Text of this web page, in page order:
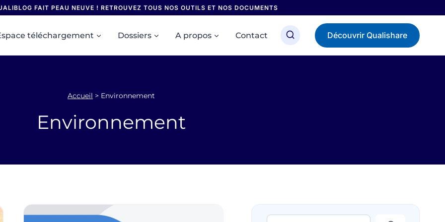
FAIT PEAU NEUVE ! RETROUVEZ TOUS NOS OUTILS ET NOS DOCUMENTS
téléchargement Dossiers A propos Contact Découvrir Qualishare
Accueil > Environnement
Environnement